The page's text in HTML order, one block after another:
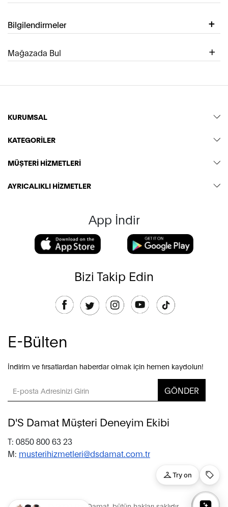
Bilgilendirmeler
Mağazada Bul
KURUMSAL
KATEGORİLER
MÜŞTERİ HİZMETLERİ
AYRICALIKLI HİZMETLER
App İndir
Bizi Takip Edin
E-Bülten
İndirim ve fırsatlardan haberdar olmak için hemen kaydolun!
GÖNDER
D'S Damat Müşteri Deneyim Ekibi
T: 0850 800 63 23
M: musterihizmetleri@dsdamat.com.tr